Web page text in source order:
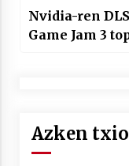
Nvidia-ren
Game Jam 3
Azken